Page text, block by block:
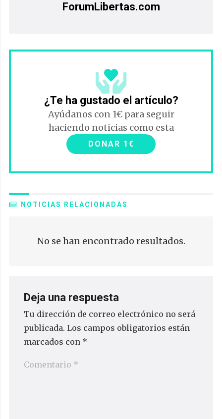
ForumLibertas.com
¿Te ha gustado el artículo?
Ayúdanos con 1€ para seguir
haciendo noticias como esta
DONAR 1€
NOTICIAS RELACIONADAS
No se han encontrado resultados.
Deja una respuesta
Tu dirección de correo electrónico no será
publicada. Los campos obligatorios están
marcados con *